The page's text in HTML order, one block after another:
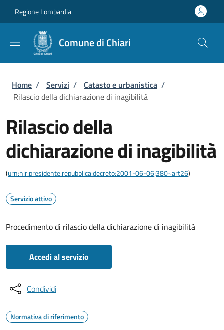
Regione Lombardia
Comune di Chiari
Briciole di pane
Home / Servizi / Catasto e urbanistica /
Rilascio della dichiarazione di inagibilità
Rilascio della
dichiarazione di inagibilità
(urn:nir:presidente.repubblica:decreto:2001-06-06;380~art26)
Servizio attivo
Procedimento di rilascio della dichiarazione di inagibilità
Accedi al servizio
Condividi
Normativa di riferimento